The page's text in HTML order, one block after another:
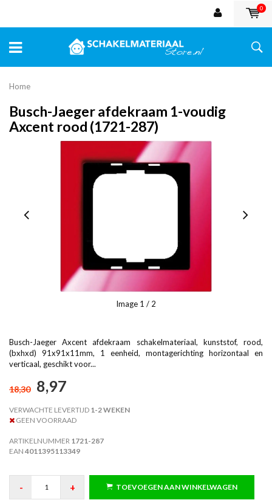
0
Home
Busch-Jaeger afdekraam 1-voudig
Axcent rood (1721-287)
Image 1 / 2
Busch-Jaeger Axcent afdekraam schakelmateriaal, kunststof, rood,
(bxhxd) 91x91x11mm, 1 eenheid, montagerichting horizontaal en
verticaal, geschikt voor...
18,30 8,97
VERWACHTE LEVERTIJD 1-2 WEKEN
GEEN VOORRAAD
ARTIKELNUMMER 1721-287
EAN 4011395113349
- + TOEVOEGEN AAN WINKELWAGEN